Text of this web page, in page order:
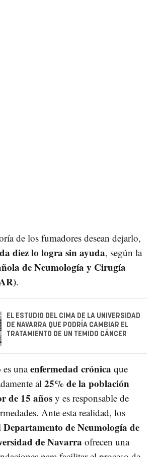
de los fumadores desean dejarlo,
diez lo logra sin ayuda, según la
de Neumología y Cirugía
.
EL ESTUDIO DEL CIMA DE LA UNIVERSIDAD
DE NAVARRA QUE PODRÍA CAMBIAR EL
TRATAMIENTO DE UN TEMIDO CÁNCER
es unaenfermedad crónica que
al 25% de la población
de 15 años y es responsable de
Ante esta realidad, los
Departamento de Neumología de
de Navarra ofrecen una